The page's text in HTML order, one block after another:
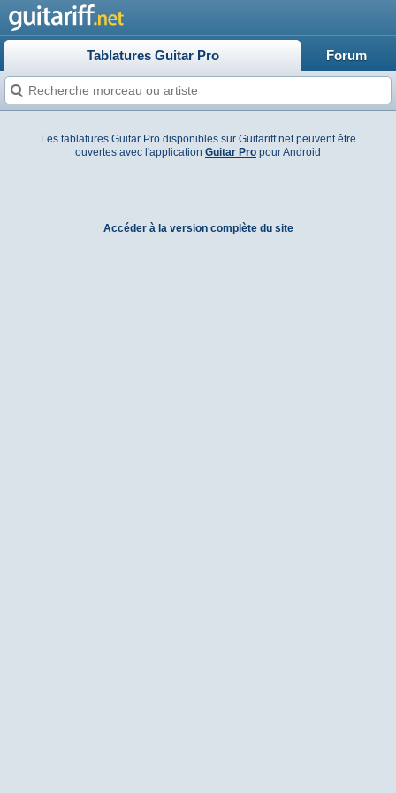
Tablatures Guitar Pro Forum
Les tablatures Guitar Pro disponibles sur Guitariff.net peuvent être
ouvertes avec l'application Guitar Pro pour Android
Accéder à la version complète du site